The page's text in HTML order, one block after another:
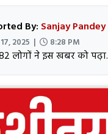
By: Sanjay Pandey
2025 | 8:28 PM
लोगों ने इस खबर को पढ़ा.